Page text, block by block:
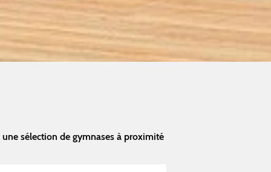
sélection de gymnases à proximité